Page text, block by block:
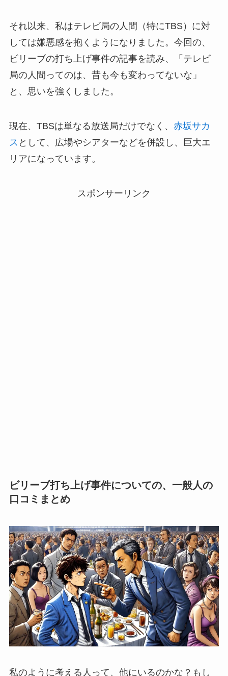
それ以来、私はテレビ局の人間（特にTBS）に対
しては嫌悪感を抱くようになりました。今回の、
ビリーブの打ち上げ事件の記事を読み、「テレビ
局の人間ってのは、昔も今も変わってないな」
と、思いを強くしました。
現在、TBSは単なる放送局だけでなく、 赤坂サカ
ス として、広場やシアターなどを併設し、巨大エ
リアになっています。
スポンサーリンク
ビリーブ打ち上げ事件についての、一般人の
口コミまとめ
私のように考える人って、他にいるのかな？もし